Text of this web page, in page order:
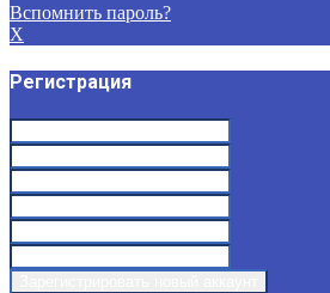
Вспомнить пароль?
X
Регистрация